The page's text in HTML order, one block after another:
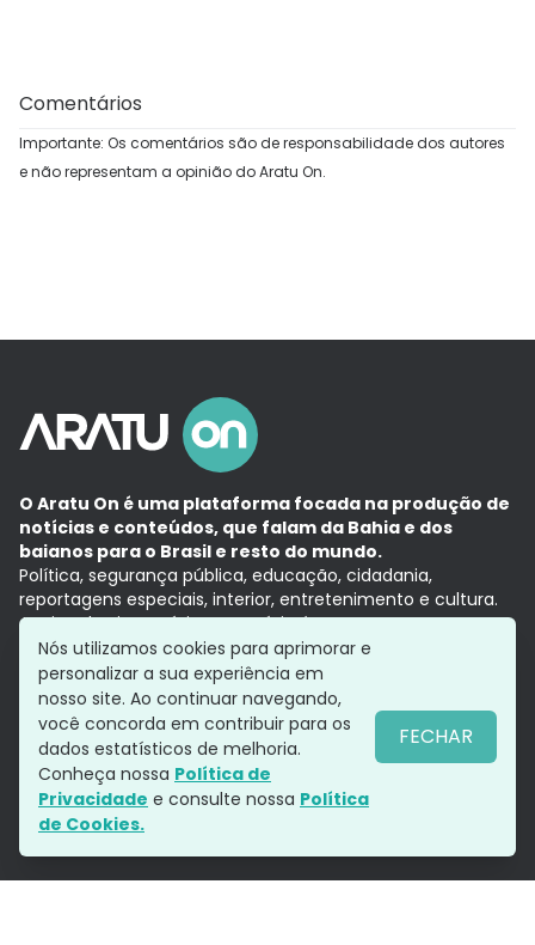
Comentários
Importante: Os comentários são de responsabilidade dos autores
e não representam a opinião do Aratu On.
O Aratu On é uma plataforma focada na produção de
notícias e conteúdos, que falam da Bahia e dos
baianos para o Brasil e resto do mundo.
Política, segurança pública, educação, cidadania,
reportagens especiais, interior, entretenimento e cultura.
Aqui, tudo vira notícia e a notícia é no tempo presente,
com a credibilidade do Grupo Aratu.
Grupo Aratu
Política de privacidade
Siga-nos
Nós utilizamos cookies para aprimorar e
personalizar a sua experiência em
nosso site. Ao continuar navegando,
você concorda em contribuir para os
dados estatísticos de melhoria.
Conheça nossa Política de
Privacidade e consulte nossa Política
de Cookies.
FECHAR